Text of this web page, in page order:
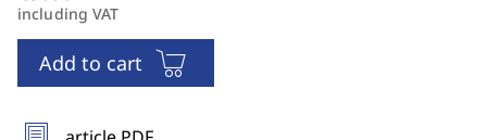
including VAT
Add to cart